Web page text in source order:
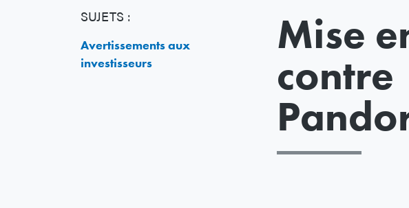
SUJETS :
Avertissements aux
investisseurs
Mise
contre